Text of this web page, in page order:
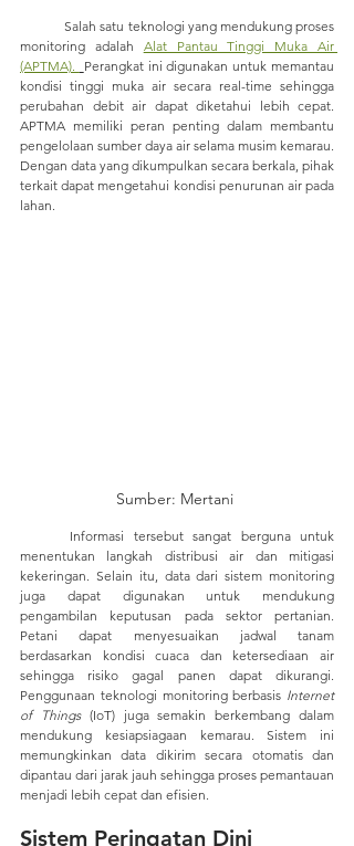
	Salah satu teknologi yang mendukung proses
monitoring adalah Alat Pantau Tinggi Muka Air
(APTMA).
Perangkat ini digunakan untuk memantau
kondisi tinggi muka air secara real-time sehingga
perubahan debit air dapat diketahui lebih cepat.
APTMA memiliki peran penting dalam membantu
pengelolaan sumber daya air selama musim kemarau.
Dengan data yang dikumpulkan secara berkala, pihak
terkait dapat mengetahui kondisi penurunan air pada
lahan.
Sumber: Mertani
menentukan langkah distribusi air dan mitigasi
kekeringan. Selain itu, data dari sistem monitoring
juga dapat digunakan untuk mendukung
pengambilan keputusan pada sektor pertanian.
Petani dapat menyesuaikan jadwal tanam
berdasarkan kondisi cuaca dan ketersediaan air
sehingga risiko gagal panen dapat dikurangi.
Penggunaan teknologi monitoring berbasis Internet
of Things (IoT) juga semakin berkembang dalam
mendukung kesiapsiagaan kemarau. Sistem ini
memungkinkan data dikirim secara otomatis dan
dipantau dari jarak jauh sehingga proses pemantauan
menjadi lebih cepat dan efisien.
Sistem Peringatan Dini